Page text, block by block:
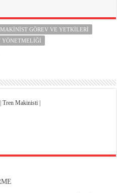
MAKINIST GÖREV VE YETKILERI
YÖNETMELIĞI
Tren Makinisti |